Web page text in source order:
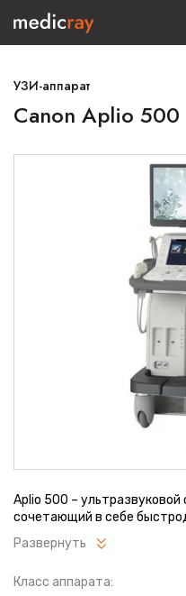
УЗИ-аппарат
Canon Aplio 500
Aplio 500 – ультразвуковой
сочетающий в себе
отличное качество
выбор, в т.ч. матричные,
Ультразвуковой сканер
Развернуть
Класс аппарата: